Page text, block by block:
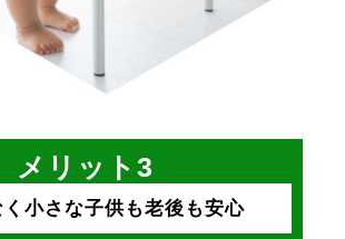
メリット3
く小さな子供も老後も安心